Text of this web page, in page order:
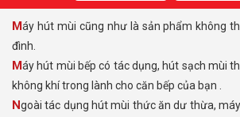
Máy hút mùi cũng như là sản phẩm không thể thiếu trong mỗi gia
đình.
Máy hút mùi bếp có tác dụng, hút sạch mùi thức ăn dư thừa, trả lại
không khí trong lành cho căn bếp của bạn .
Ngoài tác dụng hút mùi thức ăn dư thừa, máy hút mùi còn là 1 sản